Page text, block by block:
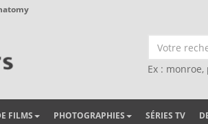
Ex :
FILMS PHOTOGRAPHIES SÉRIES TV